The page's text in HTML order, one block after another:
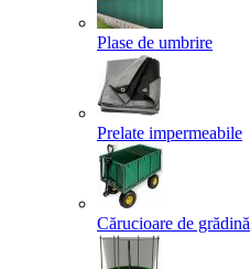
Plase de umbrire
Prelate impermeabile
Cărucioare de grădină